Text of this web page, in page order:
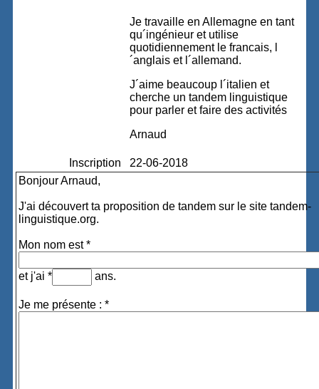
Je travaille en Allemagne en tant
qu´ingénieur et utilise
quotidiennement le francais, l
´anglais et l´allemand.
J´aime beaucoup l´italien et
cherche un tandem linguistique
pour parler et faire des activités
Arnaud
Inscription
22-06-2018
Bonjour Arnaud,
J'ai découvert ta proposition de tandem sur le site tandem-
linguistique.org.
Mon nom est *
et j'ai * ans.
Je me présente : *